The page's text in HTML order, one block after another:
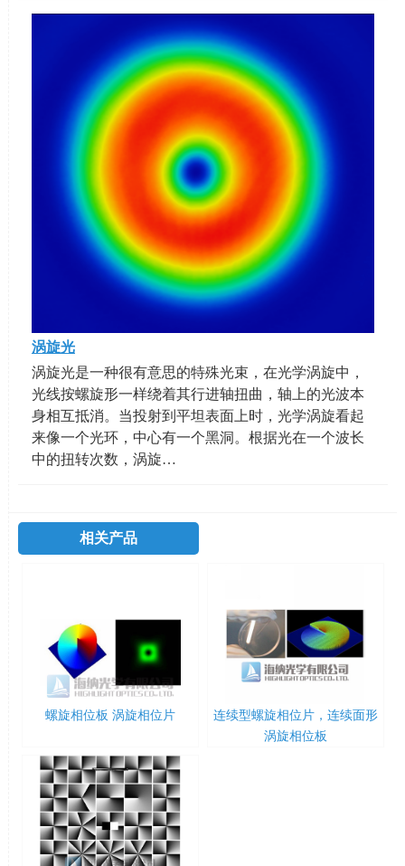
涡旋光
涡旋光是一种很有意思的特殊光束，在光学涡旋中，
光线按螺旋形一样绕着其行进轴扭曲，轴上的光波本
身相互抵消。当投射到平坦表面上时，光学涡旋看起
来像一个光环，中心有一个黑洞。根据光在一个波长
中的扭转次数，涡旋…
相关产品
螺旋相位板 涡旋相位片
连续型螺旋相位片，连续面形
涡旋相位板